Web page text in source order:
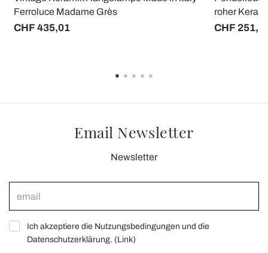
Ferroluce Madame Grès
CHF 435,01
roher
CHF
Email Newsletter
Newsletter
Ich akzeptiere die Nutzungsbedingungen und die
Datenschutzerklärung. (Link)